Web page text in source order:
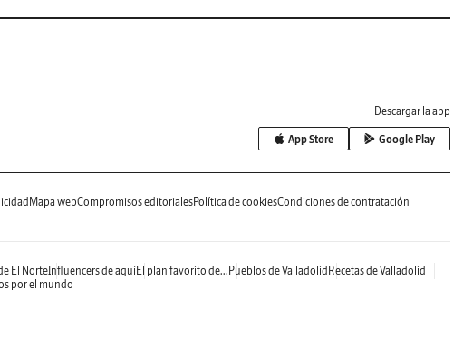
Descargar la app
App Store Google Play
Mapa webCompromisos editorialesPolítica de cookiesCondiciones de contratación
El NorteInfluencers de aquíEl plan favorito de... Pueblos de Valladolid Recetas de Valladolid
por el mundo